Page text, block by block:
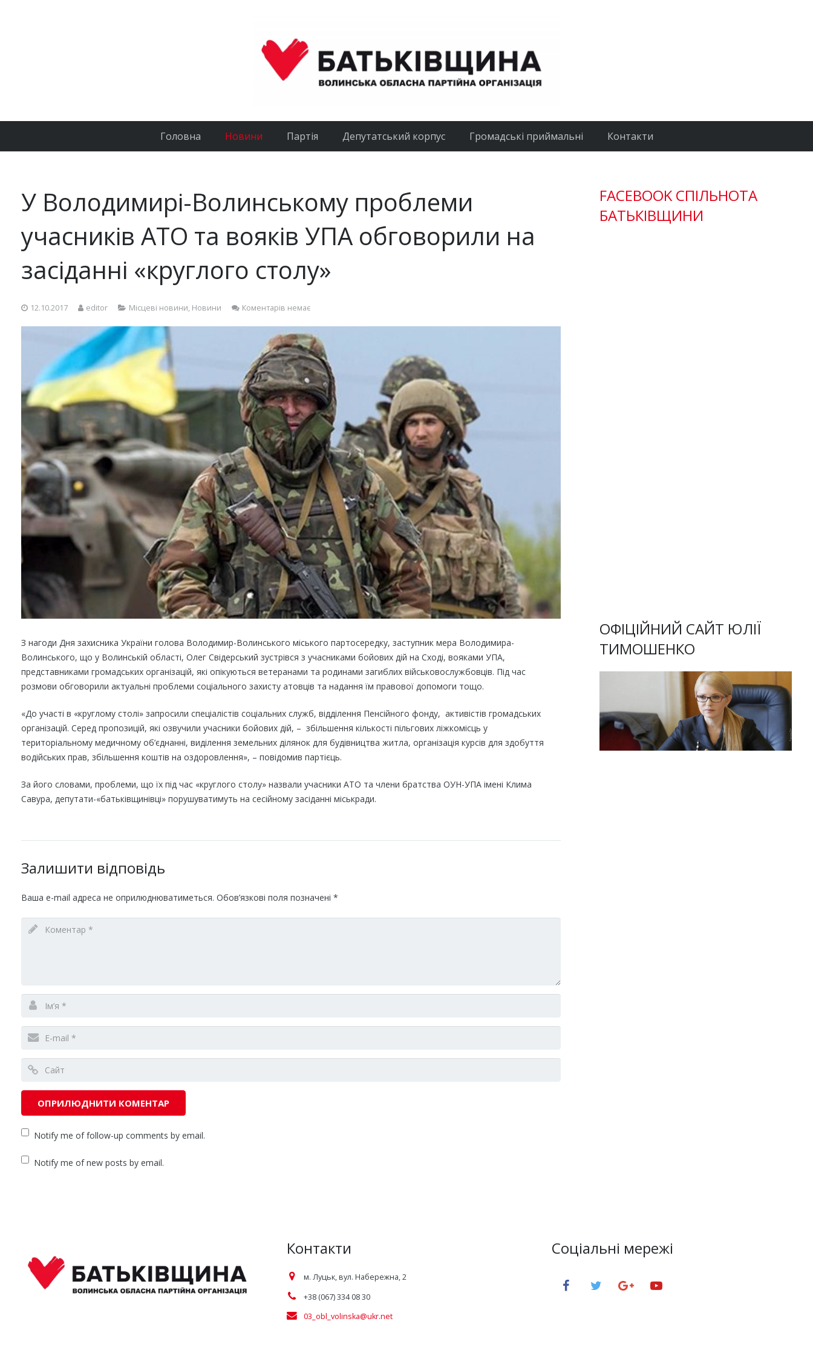
Головна Новини Партія Депутатський корпус Громадські приймальні Контакти
У Володимирі-Волинському проблеми
учасників АТО та вояків УПА обговорили на
засіданні «круглого столу»
12.10.2017 editor Місцеві новини, Новини Коментарів немає
З нагоди Дня захисника України голова Володимир-Волинського міського партосередку, заступник мера Володимира-
Волинського, що у Волинській області, Олег Свідерський зустрівся з учасниками бойових дій на Сході, вояками УПА,
представниками громадських організацій, які опікуються ветеранами та родинами загиблих військовослужбовців. Під час
розмови обговорили актуальні проблеми соціального захисту атовців та надання їм правової допомоги тощо.
«До участі в «круглому столі» запросили спеціалістів соціальних служб, відділення Пенсійного фонду, активістів громадських
організацій. Серед пропозицій, які озвучили учасники бойових дій, – збільшення кількості пільгових ліжкомісць у
територіальному медичному об’єднанні, виділення земельних ділянок для будівництва житла, організація курсів для здобуття
водійських прав, збільшення коштів на оздоровлення», – повідомив партієць.
За його словами, проблеми, що їх під час «круглого столу» назвали учасники АТО та члени братства ОУН-УПА імені Клима
Савура, депутати-«батьківщинівці» порушуватимуть на сесійному засіданні міськради.
Залишити відповідь
Ваша e-mail адреса не оприлюднюватиметься. Обов’язкові поля позначені *
Notify me of follow-up comments by email.
Notify me of new posts by email.
FACEBOOK СПІЛЬНОТА
БАТЬКІВЩИНИ
ОФІЦІЙНИЙ САЙТ ЮЛІЇ
ТИМОШЕНКО
Контакти
м. Луцьк, вул. Набережна, 2
+38 (067) 334 08 30
03_obl_volinska@ukr.net
Соціальні мережі